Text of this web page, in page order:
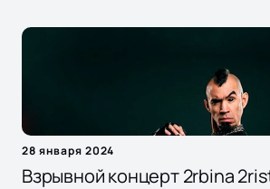
28 января 2024
Взрывной концерт 2rbina